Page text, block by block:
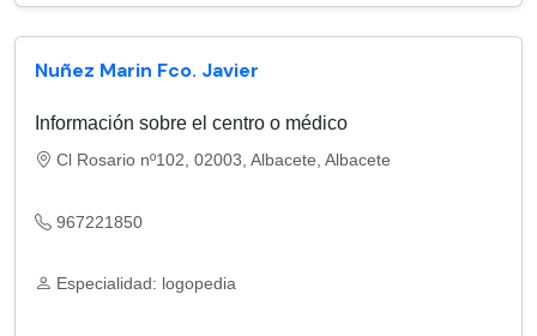
Nuñez Marin Fco. Javier
Información sobre el centro o médico
Cl Rosario nº102, 02003, Albacete, Albacete
967221850
Especialidad: logopedia